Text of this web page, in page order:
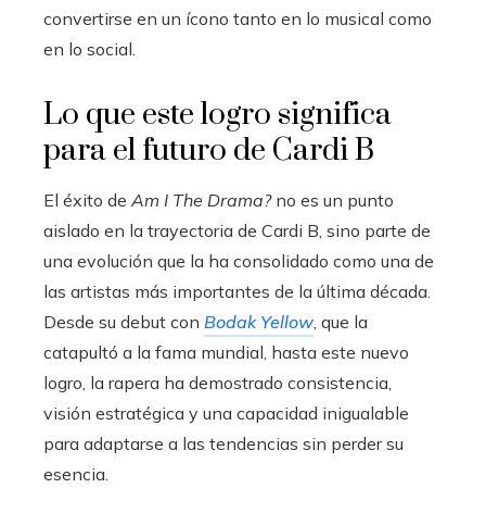
convertirse en un ícono tanto en lo musical como
en lo social.
Lo que este logro significa
para el futuro de Cardi B
El éxito de Am I The Drama?no es un punto
aislado en la trayectoria de Cardi B, sino parte de
una evolución que la ha consolidado como una de
las artistas más importantes de la última década.
Desde su debut con Bodak Yellow , que la
catapultó a la fama mundial, hasta este nuevo
logro, la rapera ha demostrado consistencia,
visión estratégica y una capacidad inigualable
para adaptarse a las tendencias sin perder su
esencia.